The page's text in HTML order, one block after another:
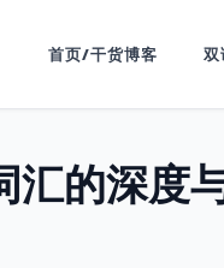
首页/干货博客 双